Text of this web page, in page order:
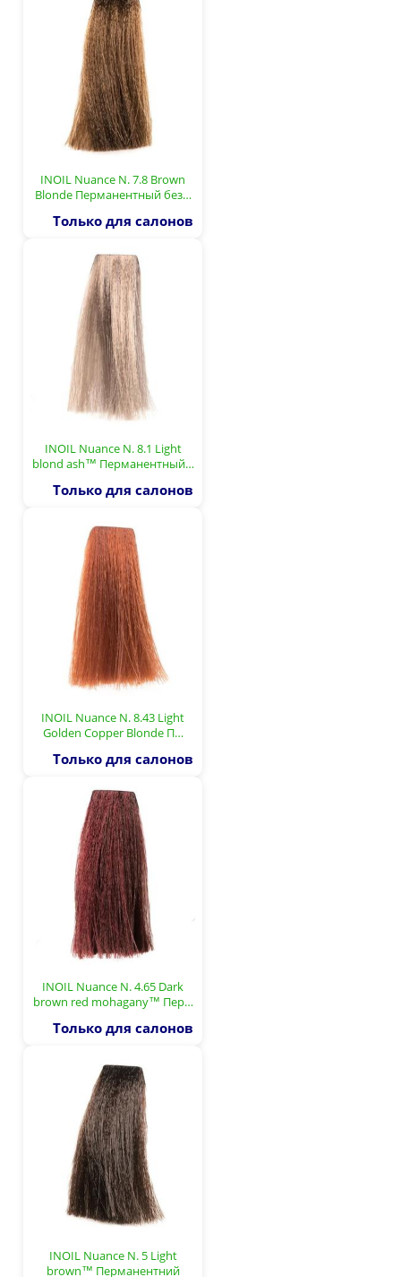
INOIL Nuance N. 7.8 Brown
Blonde Перманентный без…
Только для салонов
INOIL Nuance N. 8.1 Light
blond ash™ Перманентный…
Только для салонов
INOIL Nuance N. 8.43 Light
Golden Copper Blonde П…
Только для салонов
INOIL Nuance N. 4.65 Dark
brown red mohagany™ Пер…
Только для салонов
INOIL Nuance N. 5 Light
brown™ Перманентний